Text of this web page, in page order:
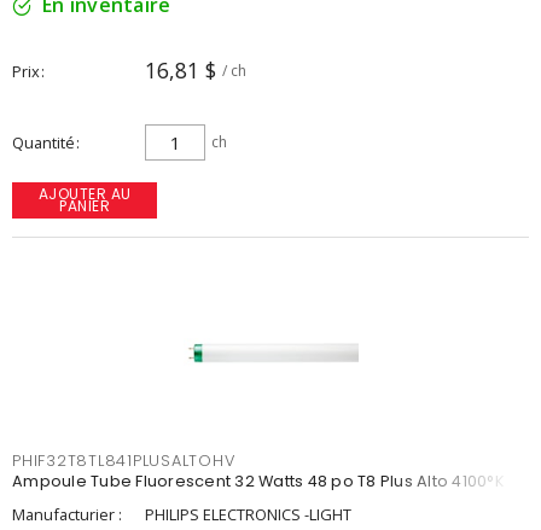
Prix 16,81 $ / ch
Quantité ch
AJOUTER AU
PANIER
PHIF32T8TL841PLUSALTOHV
Ampoule Tube Fluorescent 32 Watts 48 po T8 Plus Alto 4100°K
Manufacturier :
PHILIPS ELECTRONICS -LIGHT